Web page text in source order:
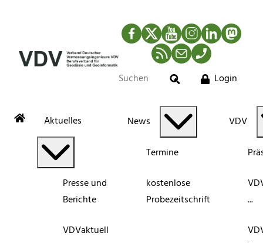
Facebook
TwitterYouTubeInstagram
LinkedIn
RSS-Newsfeed
MailTelefon
Suche
Login
Aktuelles
Presse und
Berichte
VDVaktuell
News
Termine
kostenlose
Probezeitschrift
VDV
...